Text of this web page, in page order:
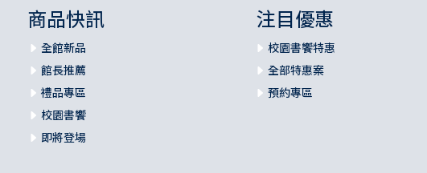
商品快訊
全館新品
館長推薦
禮品專區
校園書饗
即將登場
注目優惠
校園書饗特惠
全部特惠案
預約專區